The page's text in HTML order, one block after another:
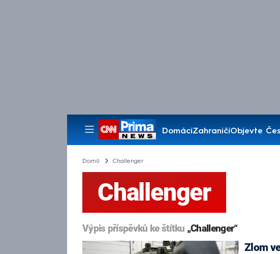
DomácíZahraničíObjevte
Pořady
Domů Challenger
Challenger
Výpis příspěvků ke štítku „Challenger“
Zlom